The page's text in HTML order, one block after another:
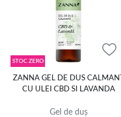
STOC ZERO
ZANNA GEL DE DUS CALMANT
CU ULEI CBD SI LAVANDA
Gel de duș